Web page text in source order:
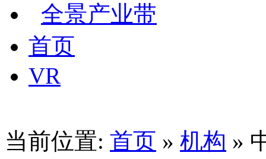
全景产业带
首页
VR
当前位置: 首页 » 机构 »